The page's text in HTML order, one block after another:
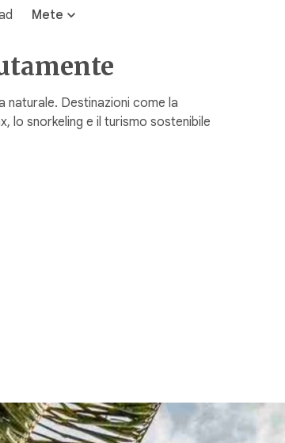
Mete
naturale. Destinazioni come la
lo snorkeling e il turismo sostenibile